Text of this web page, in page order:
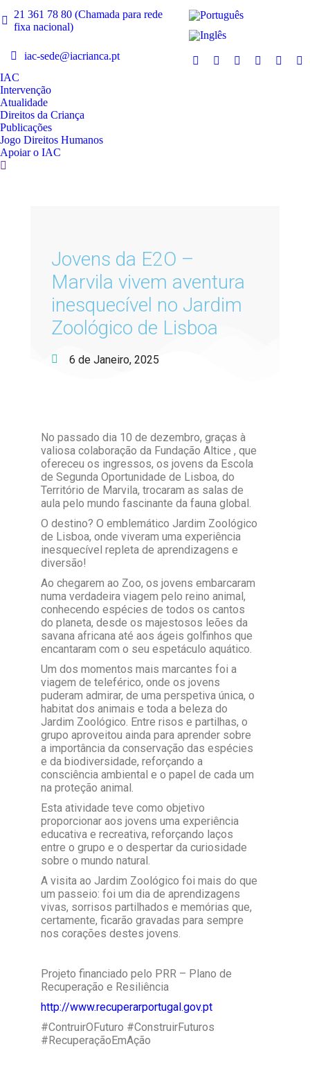
21 361 78 80 (Chamada para rede
fixa nacional)
iac-sede@iacrianca.pt
IAC
Intervenção
Atualidade
Direitos da Criança
Publicações
Jogo Direitos Humanos
Apoiar o IAC
Jovens da E2O –
Marvila vivem aventura
inesquecível no Jardim
Zoológico de Lisboa
6 de Janeiro, 2025
No passado dia 10 de dezembro, graças à
valiosa colaboração da Fundação Altice , que
ofereceu os ingressos, os jovens da Escola
de Segunda Oportunidade de Lisboa, do
Território de Marvila, trocaram as salas de
aula pelo mundo fascinante da fauna global.
O destino? O emblemático Jardim Zoológico
de Lisboa, onde viveram uma experiência
inesquecível repleta de aprendizagens e
diversão!
Ao chegarem ao Zoo, os jovens embarcaram
numa verdadeira viagem pelo reino animal,
conhecendo espécies de todos os cantos
do planeta, desde os majestosos leões da
savana africana até aos ágeis golfinhos que
encantaram com o seu espetáculo aquático.
Um dos momentos mais marcantes foi a
viagem de teleférico, onde os jovens
puderam admirar, de uma perspetiva única, o
habitat dos animais e toda a beleza do
Jardim Zoológico. Entre risos e partilhas, o
grupo aproveitou ainda para aprender sobre
a importância da conservação das espécies
e da biodiversidade, reforçando a
consciência ambiental e o papel de cada um
na proteção animal.
Esta atividade teve como objetivo
proporcionar aos jovens uma experiência
educativa e recreativa, reforçando laços
entre o grupo e o despertar da curiosidade
sobre o mundo natural.
A visita ao Jardim Zoológico foi mais do que
um passeio: foi um dia de aprendizagens
vivas, sorrisos partilhados e memórias que,
certamente, ficarão gravadas para sempre
nos corações destes jovens.
Projeto financiado pelo PRR – Plano de
Recuperação e Resiliência
http://www.recuperarportugal.gov.pt
#ContruirOFuturo #ConstruirFuturos
#RecuperaçãoEmAção